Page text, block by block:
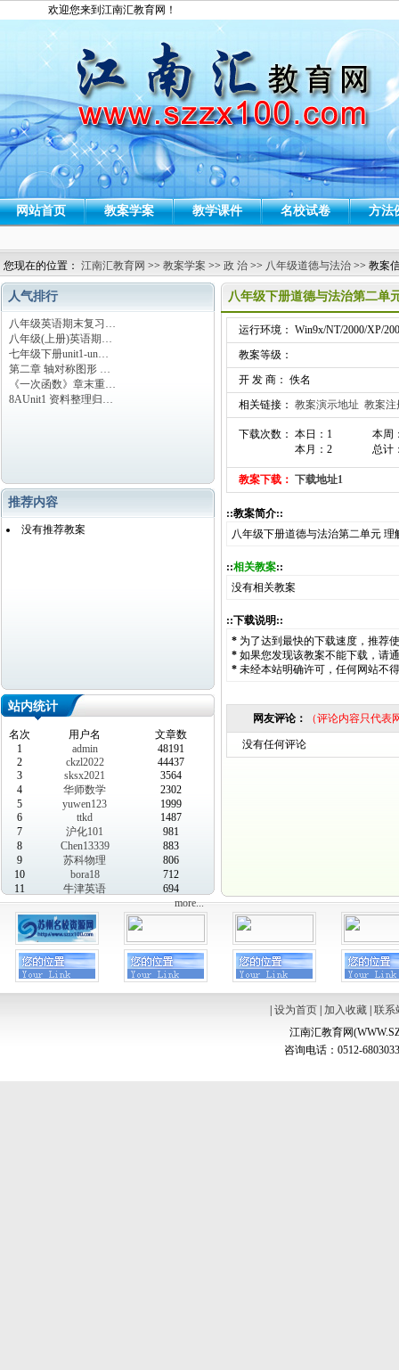
欢迎您来到江南汇教育网！
网站首页 教案学案 教学课件 名校试卷 方法
您现在的位置： 江南汇教育网 >> 教案学案 >> 政 治 >> 八年级道德与法治 >> 教案
人气排行
八年级英语期末复习…
八年级(上册)英语期…
七年级下册unit1-un…
第二章 轴对称图形 …
《一次函数》章末重…
8AUnit1 资料整理归…
推荐内容
没有推荐教案
站内统计
名次 用户名
文章数
1
admin
48191
2
ckzl2022
44437
3
sksx2021
3564
4
华师数学
2302
5
yuwen123
1999
6
ttkd
1487
7
沪化101
981
8
Chen13339
883
9
苏科物理
806
10
bora18
712
11
牛津英语
694
more...
八年级下册道德与法治第二单
运行环境： Win9x/NT/2000/XP/
教案等级：
开 发 商： 佚名
相关链接： 教案演示地址 教案注
下载次数： 本日：1
本月：2
本周
总计
教案下载： 下载地址1
::教案简介::
八年级下册道德与法治第二单元
::相关教案::
没有相关教案
::下载说明::
* 为了达到最快的下载速度，推荐
* 如果您发现该教案不能下载，请
* 未经本站明确许可，任何网站不
网友评论： （评论内容只代
没有任何评论
设为首页| 加入收藏| 联系
江南汇教育网
咨询电话：0512-